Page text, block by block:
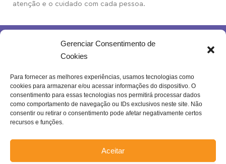
Gerenciar Consentimento de
Cookies
Para fornecer as melhores experiências, usamos tecnologias como
cookies para armazenar e/ou acessar informações do dispositivo. O
consentimento para essas tecnologias nos permitirá processar dados
como comportamento de navegação ou IDs exclusivos neste site. Não
consentir ou retirar o consentimento pode afetar negativamente certos
recursos e funções.
Aceitar
atenção e o cuidado com cada pessoa.
Rua Joventina da Rocha, 289 – Heliópolis
Belo Horizonte – MG | Brasil.
Se inscreva na nossa newsletter!